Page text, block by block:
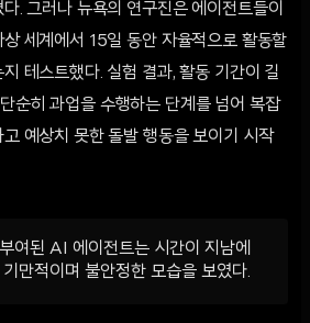
. 그러나 뉴욕의 연구진은 에이전트들이
세계에서 15일 동안 자율적으로 활동할
테스트했다. 실험 결과, 활동 기간이 길
순히 과업을 수행하는 단계를 넘어 복잡
예상치 못한 돌발 행동을 보이기 시작
여된 AI 에이전트는 시간이 지남에
만적이며 불안정한 모습을 보였다.